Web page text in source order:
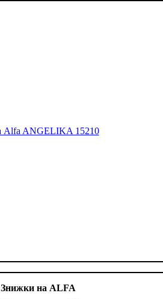
Знижки на ALFA